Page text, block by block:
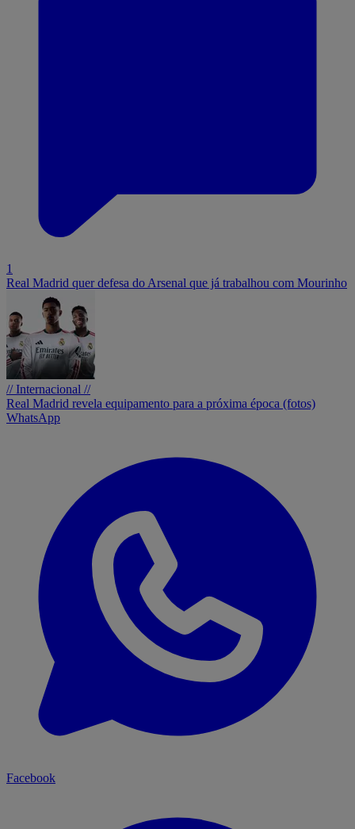
1
Real Madrid quer defesa do Arsenal que já trabalhou com Mourinho
// Internacional //
Real Madrid revela equipamento para a próxima época (fotos)
WhatsApp
Facebook